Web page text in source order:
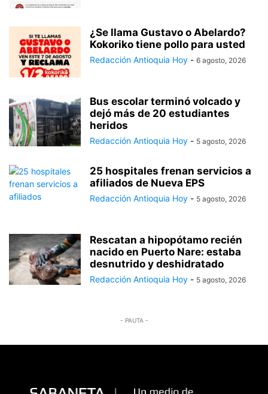
¿Se llama Gustavo o Abelardo?
Kokoriko tiene pollo para usted
Redacción Antioquia Hoy - 6 agosto, 2026
Bus escolar terminó volcado y
dejó más de 20 estudiantes
heridos
Redacción Antioquia Hoy - 5 agosto, 2026
25 hospitales frenan servicios a
afiliados de Nueva EPS
Redacción Antioquia Hoy - 5 agosto, 2026
Rescatan a hipopótamo recién
nacido en Puerto Nare: estaba
desnutrido y deshidratado
Redacción Antioquia Hoy - 5 agosto, 2026
- PAUTA -